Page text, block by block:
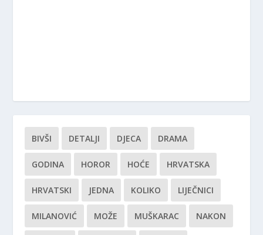
BIVŠI DETALJI DJECA DRAMA
GODINA HOROR HOĆE HRVATSKA
HRVATSKI JEDNA KOLIKO LIJEČNICI
MILANOVIĆ MOŽE MUŠKARAC NAKON